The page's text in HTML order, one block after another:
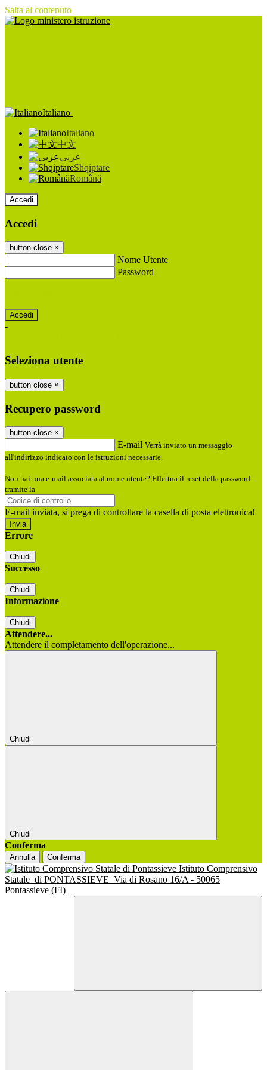
Salta al contenuto
Italiano
Italiano
中文
عربى
Shqiptare
Română
Accedi
Accedi
button close ×
Nome Utente
Password
-
Seleziona utente
button close ×
Recupero password
button close ×
E-mail Verrà inviato un messaggio
all'indirizzo indicato con le istruzioni necessarie.
Non hai una e-mail associata al nome utente? Effettua il reset della password
tramite la
E-mail inviata, si prega di controllare la casella di posta elettronica!
Errore
Chiudi
Successo
Chiudi
Informazione
Chiudi
Attendere...
Attendere il completamento dell'operazione...
Chiudi
Chiudi
Conferma
Annulla Conferma
Istituto Comprensivo
Statale di PONTASSIEVE Via di Rosano 16/A - 50065
Pontassieve (FI)